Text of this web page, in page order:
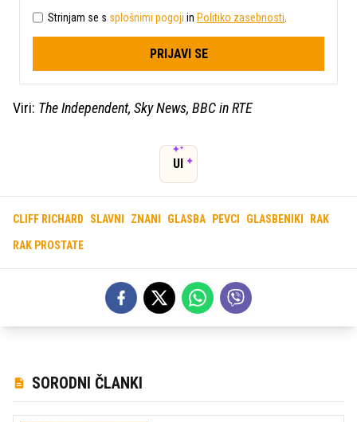
Strinjam se s splošnimi pogoji in Politiko zasebnosti
PRIJAVI SE
Viri: The Independent, Sky News, BBC in RTE
UI
CLIFF RICHARD SLAVNI ZNANI GLASBA PEVCI GLASBENIKI RAK
RAK PROSTATE
SORODNI ČLANKI